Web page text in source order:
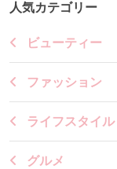
人気カテゴリー
ビューティー
ファッション
ライフスタイル
グルメ